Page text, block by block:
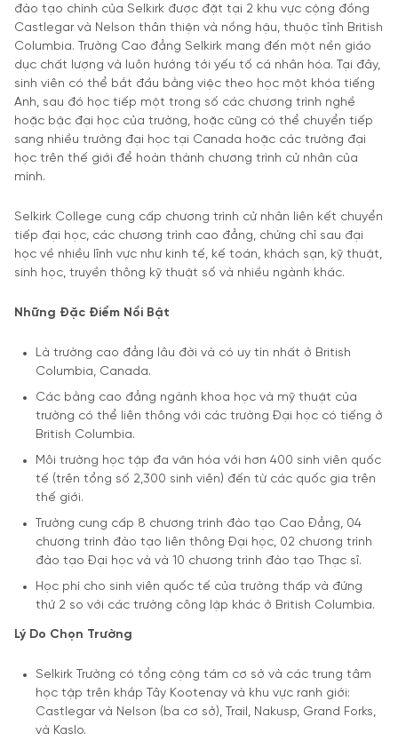
đào tạo chính của Selkirk được đặt tại 2 khu vực cộng đồng
Castlegar và Nelson thân thiện và nồng hậu, thuộc tỉnh British
Columbia. Trường Cao đẳng Selkirk mang đến một nền giáo
dục chất lượng và luôn hướng tới yếu tố cá nhân hóa. Tại đây,
sinh viên có thể bắt đầu bằng việc theo học một khóa tiếng
Anh, sau đó học tiếp một trong số các chương trình nghề
hoặc bậc đại học của trường, hoặc cũng có thể chuyển tiếp
sang nhiều trường đại học tại Canada hoặc các trường đại
học trên thế giới để hoàn thành chương trình cử nhân của
mình.
Selkirk College cung cấp chương trình cử nhân liên kết chuyển
tiếp đại học, các chương trình cao đẳng, chứng chỉ sau đại
học về nhiều lĩnh vực như kinh tế, kế toán, khách sạn, kỹ thuật,
sinh học, truyền thông kỹ thuật số và nhiều ngành khác.
Những Đặc Điểm Nổi Bật
Là trường cao đẳng lâu đời và có uy tín nhất ở British
Columbia, Canada.
Các bằng cao đẳng ngành khoa học và mỹ thuật của
trường có thể liên thông với các trường Đại học có tiếng ở
British Columbia.
Môi trường học tập đa văn hóa với hơn 400 sinh viên quốc
tế (trên tổng số 2,300 sinh viên) đến từ các quốc gia trên
thế giới.
Trường cung cấp 8 chương trình đào tạo Cao Đẳng, 04
chương trình đào tạo liên thông Đại học, 02 chương trình
đào tạo Đại học và và 10 chương trình đào tạo Thạc sĩ.
Học phí cho sinh viên quốc tế của trường thấp và đứng
thứ 2 so với các trường công lập khác ở British Columbia.
Lý Do Chọn Trường
Selkirk Trường có tổng cộng tám cơ sở và các trung tâm
học tập trên khắp Tây Kootenay và khu vực ranh giới:
Castlegar và Nelson (ba cơ sở), Trail, Nakusp, Grand Forks,
và Kaslo.